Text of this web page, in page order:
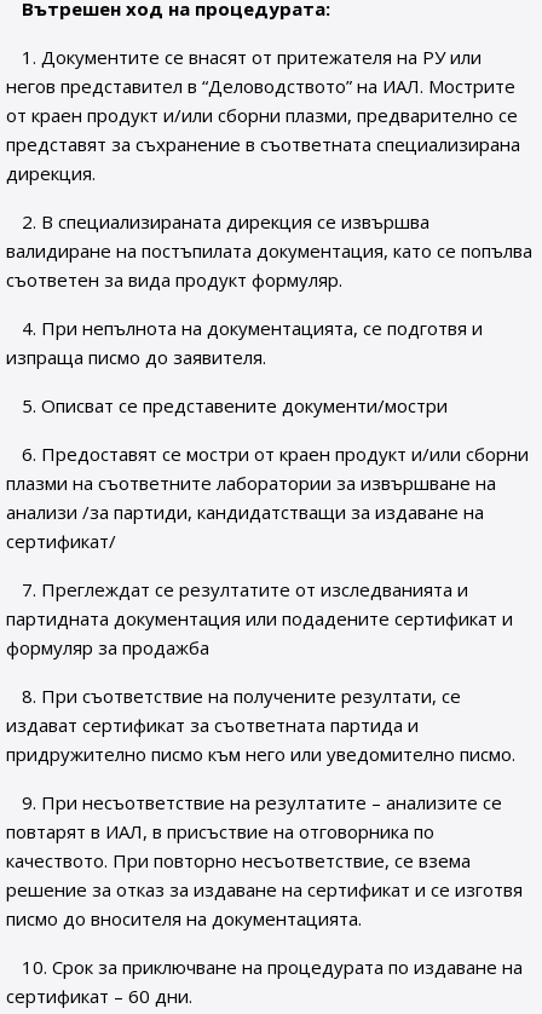
Вътрешен ход на процедурата:
1. Документите се внасят от притежателя на РУ или
негов представител в “Деловодството” на ИАЛ. Мострите
от краен продукт и/или сборни плазми, предварително се
представят за съхранение в съответната специализирана
дирекция.
2. В специализираната дирекция се извършва
валидиране на постъпилата документация, като се попълва
съответен за вида продукт формуляр.
4. При непълнота на документацията, се подготвя и
изпраща писмо до заявителя.
5. Описват се представените документи/мостри
6. Предоставят се мостри от краен продукт и/или сборни
плазми на съответните лаборатории за извършване на
анализи /за партиди, кандидатстващи за издаване на
сертификат/
7. Преглеждат се резултатите от изследванията и
партидната документация или подадените сертификат и
формуляр за продажба
8. При съответствие на получените резултати, се
издават сертификат за съответната партида и
придружително писмо към него или уведомително писмо.
9. При несъответствие на резултатите – анализите се
повтарят в ИАЛ, в присъствие на отговорника по
качеството. При повторно несъответствие, се взема
решение за отказ за издаване на сертификат и се изготвя
писмо до вносителя на документацията.
10. Срок за приключване на процедурата по издаване на
сертификат – 60 дни.